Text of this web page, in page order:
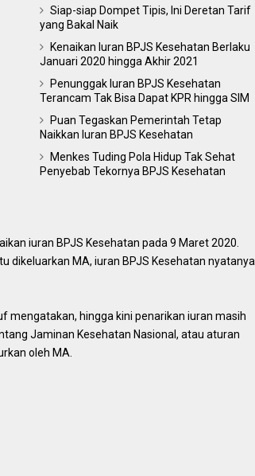
Siap-siap Dompet Tipis, Ini Deretan Tarif
yang Bakal Naik
Kenaikan Iuran BPJS Kesehatan Berlaku
Januari 2020 hingga Akhir 2021
Penunggak Iuran BPJS Kesehatan
Terancam Tak Bisa ‎Dapat KPR hingga SIM
Puan Tegaskan Pemerintah Tetap
Naikkan Iuran BPJS Kesehatan
Menkes Tuding Pola Hidup Tak Sehat
Penyebab Tekornya BPJS Kesehatan
iuran BPJS Kesehatan pada 9 Maret 2020.
dikeluarkan MA, iuran BPJS Kesehatan nyatanya
mengatakan, hingga kini penarikan iuran masih
Jaminan Kesehatan Nasional, atau aturan
oleh MA.